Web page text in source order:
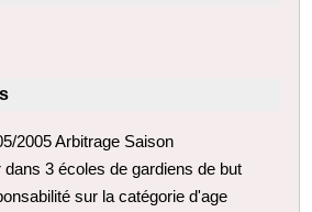
2005 Arbitrage Saison
dans 3 écoles de gardiens de but
sur la catégorie d'age